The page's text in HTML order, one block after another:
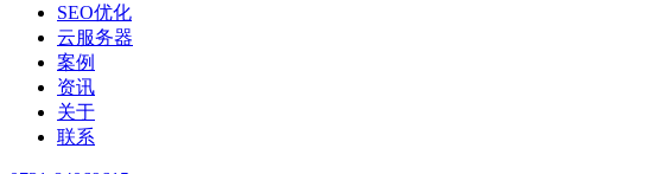
SEO优化
云服务器
案例
资讯
关于
联系